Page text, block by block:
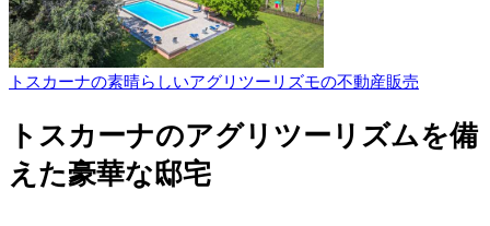
トスカーナの素晴らしいアグリツーリズモの不動産販売
トスカーナのアグリツーリズムを備
えた豪華な邸宅